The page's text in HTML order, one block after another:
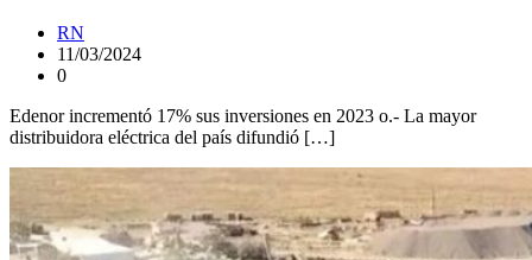
RN
11/03/2024
0
Edenor incrementó 17% sus inversiones en 2023 o.- La mayor
distribuidora eléctrica del país difundió […]